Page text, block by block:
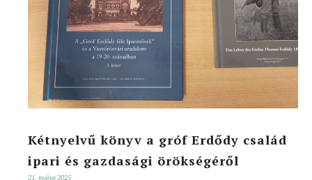
Kétnyelvű könyv a gróf Erdődy család
ipari és gazdasági örökségéről
21. május 2025